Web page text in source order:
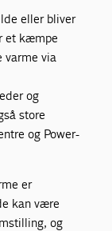
eller bliver
et kæmpe
varme via
og
store
og Power-
er
kan være
og